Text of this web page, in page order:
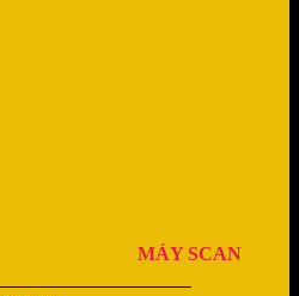
MÁY SCAN